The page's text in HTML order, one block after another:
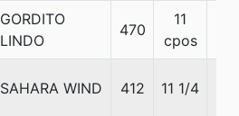
GORDITO
LINDO
470
11
cpos
SAHARA WIND 412 11 1/4